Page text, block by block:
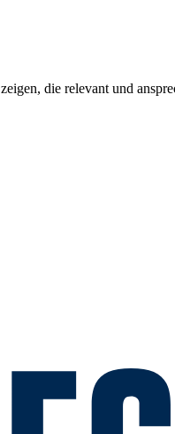
die relevant und